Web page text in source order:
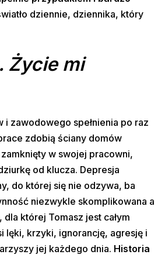
dziennie, dziennika, który
Życie mi
i zawodowego spełnienia po raz
zdobią ściany domów
w swojej pracowni,
od klucza. Depresja
do której się nie odzywa, ba
niezwykle skomplikowana a
której Tomasz jest całym
lęki, krzyki, ignorancję, agresję i
jej każdego dnia. Historia